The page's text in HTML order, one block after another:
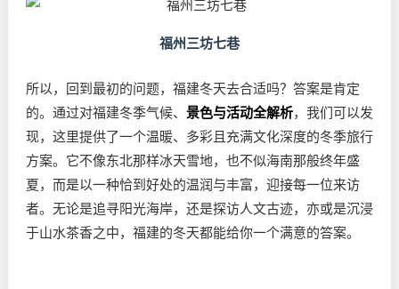
福州三坊七巷
所以，回到最初的问题，福建冬天去合适吗？答案是肯定
的。通过对福建冬季气候、 景色与活动全解析，我们可以发
现，这里提供了一个温暖、多彩且充满文化深度的冬季旅行
方案。它不像东北那样冰天雪地，也不似海南那般终年盛
夏，而是以一种恰到好处的温润与丰富，迎接每一位来访
者。无论是追寻阳光海岸，还是探访人文古迹，亦或是沉浸
于山水茶香之中，福建的冬天都能给你一个满意的答案。